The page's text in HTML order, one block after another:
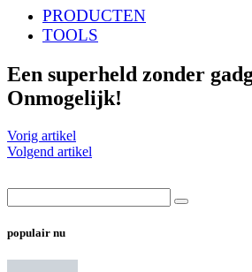
PRODUCTEN
TOOLS
Een superheld zonder
Onmogelijk!
Vorig artikel
Volgend artikel
populair nu